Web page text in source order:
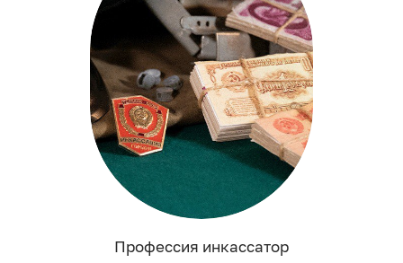
Профессия инкассатор